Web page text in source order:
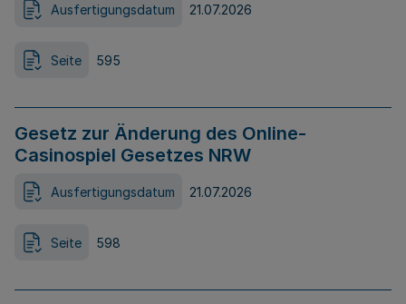
Ausfertigungsdatum 21.07.2026
Seite 595
Gesetz zur Änderung des Online-
Casinospiel Gesetzes NRW
Ausfertigungsdatum 21.07.2026
Seite 598